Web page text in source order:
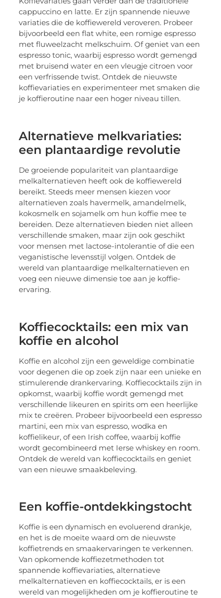
cappuccino en latte. Er zijn spannende nieuwe
variaties die de koffiewereld veroveren. Probeer
bijvoorbeeld een flat white, een romige espresso
met fluweelzacht melkschuim. Of geniet van een
espresso tonic, waarbij espresso wordt gemengd
met bruisend water en een vleugje citroen voor
een verfrissende twist. Ontdek de nieuwste
koffievariaties en experimenteer met smaken die
je koffieroutine naar een hoger niveau tillen.
Alternatieve melkvariaties:
een plantaardige revolutie
De groeiende populariteit van plantaardige
melkalternatieven heeft ook de koffiewereld
bereikt. Steeds meer mensen kiezen voor
alternatieven zoals havermelk, amandelmelk,
kokosmelk en sojamelk om hun koffie mee te
bereiden. Deze alternatieven bieden niet alleen
verschillende smaken, maar zijn ook geschikt
voor mensen met lactose-intolerantie of die een
veganistische levensstijl volgen. Ontdek de
wereld van plantaardige melkalternatieven en
voeg een nieuwe dimensie toe aan je koffie-
ervaring.
Koffiecocktails: een mix van
koffie en alcohol
Koffie en alcohol zijn een geweldige combinatie
voor degenen die op zoek zijn naar een unieke en
stimulerende drankervaring. Koffiecocktails zijn in
opkomst, waarbij koffie wordt gemengd met
verschillende likeuren en spirits om een heerlijke
mix te creëren. Probeer bijvoorbeeld een espresso
martini, een mix van espresso, wodka en
koffielikeur, of een Irish coffee, waarbij koffie
wordt gecombineerd met Ierse whiskey en room.
Ontdek de wereld van koffiecocktails en geniet
van een nieuwe smaakbeleving.
Een koffie-ontdekkingstocht
Koffie is een dynamisch en evoluerend drankje,
en het is de moeite waard om de nieuwste
koffietrends en smaakervaringen te verkennen.
Van opkomende koffiezetmethoden tot
spannende koffievariaties, alternatieve
melkalternatieven en koffiecocktails, er is een
wereld van mogelijkheden om je koffieroutine te